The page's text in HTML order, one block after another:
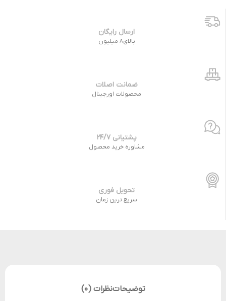
ارسال رایگان
بالای8 میلیون
ضمانت اصلات
محصولات اورجینال
پشتیانی 24/7
مشاوره خرید محصول
تحویل فوری
سریع ترین زمان
توضیحاتنظرات (0)